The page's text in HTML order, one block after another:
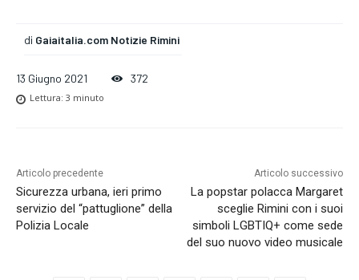
di Gaiaitalia.com Notizie Rimini
13 Giugno 2021 372
Lettura: 3 minuto
Articolo precedente
Sicurezza urbana, ieri primo
servizio del “pattuglione” della
Polizia Locale
Articolo successivo
La popstar polacca Margaret
sceglie Rimini con i suoi
simboli LGBTIQ+ come sede
del suo nuovo video musicale